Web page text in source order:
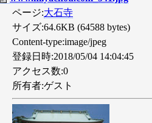
ページ:大石寺
サイズ:64.6KB (64588 bytes)
Content-type:image/jpeg
登録日時:2018/05/04 14:04:45
アクセス数:0
所有者:ゲスト